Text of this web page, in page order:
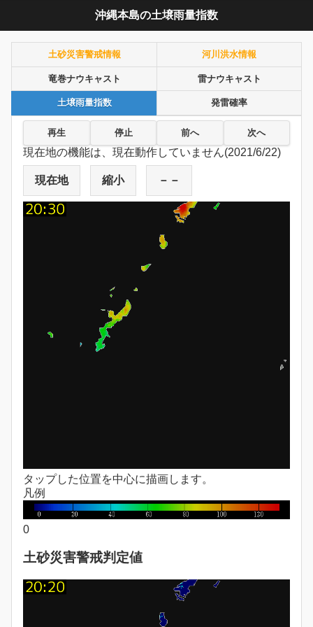
沖縄本島の土壌雨量指数
土砂災害警戒情報 河川洪水情報
竜巻ナウキャスト 雷ナウキャスト
土壌雨量指数 発雷確率
再生 停止 前へ 次へ
現在地の機能は、現在動作していません(2021/6/22)
現在地 縮小 －－
タップした位置を中心に描画します。
凡例
0
土砂災害警戒判定値